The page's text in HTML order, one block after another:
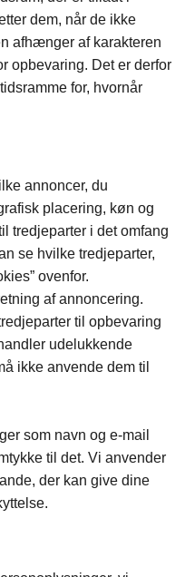
dem, når de ikke
afhænger af karakteren
opbevaring. Det er derfor
for, hvornår
annoncer, du
placering, køn og
tredjeparter i det omfang
se hvilke tredjeparter,
ovenfor.
af annoncering.
til opbevaring
udelukkende
ikke anvende dem til
som navn og e-mail
til det. Vi anvender
der kan give dine